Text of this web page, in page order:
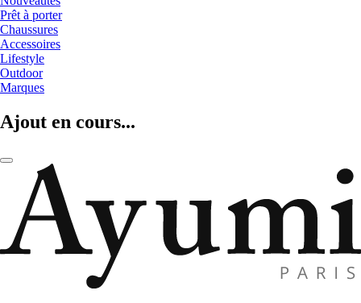
Prêt à porter
Chaussures
Accessoires
Lifestyle
Outdoor
Marques
Ajout en cours...